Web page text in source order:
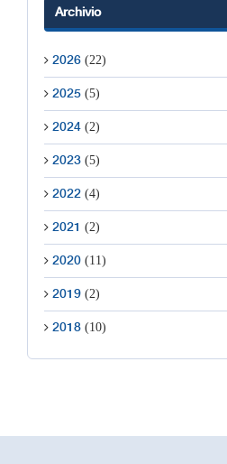
Archivio
2026 (22)
2025 (5)
2024 (2)
2023 (5)
2022 (4)
2021 (2)
2020 (11)
2019 (2)
2018 (10)